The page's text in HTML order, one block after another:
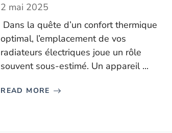
2 mai 2025
Dans la quête d’un confort thermique
optimal, l’emplacement de vos
radiateurs électriques joue un rôle
souvent sous-estimé. Un appareil ...
READ MORE